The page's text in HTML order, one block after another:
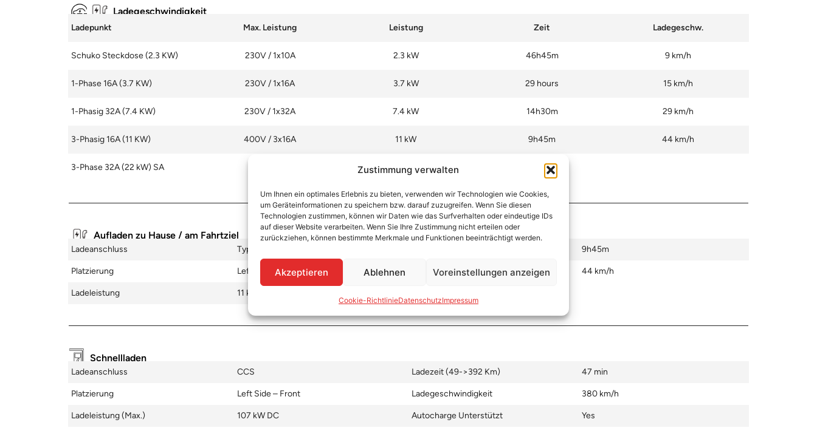
Zustimmung verwalten
Um Ihnen ein optimales Erlebnis zu bieten, verwenden wir Technologien wie Cookies,
um Geräteinformationen zu speichern bzw. darauf zuzugreifen. Wenn Sie diesen
Technologien zustimmen, können wir Daten wie das Surfverhalten oder eindeutige IDs
auf dieser Website verarbeiten. Wenn Sie Ihre Zustimmung nicht erteilen oder
zurückziehen, können bestimmte Merkmale und Funktionen beeinträchtigt werden.
Akzeptieren Ablehnen Voreinstellungen anzeigen
Cookie-RichtlinieDatenschutzImpressum
Ladegeschwindigkeit
Ladepunkt Max. Leistung Leistung Zeit Ladegeschw.
Schuko Steckdose (2.3 KW) 230V / 1x10A 2.3 kW 46h45m 9 km/h
1-Phase 16A (3.7 KW) 230V / 1x16A 3.7 kW 29 hours 15 km/h
1-Phasig 32A (7.4 KW) 230V / 1x32A 7.4 kW 14h30m 29 km/h
3-Phasig 16A (11 KW) 400V / 3x16A 11 kW 9h45m 44 km/h
3-Phase 32A (22 kW) SA
Aufladen zu Hause / am Fahrtziel
Ladeanschluss Type 2
Platzierung Left Side – Front
Ladeleistung 11 kW AC
9h45m
Ladegeschwindigkeit 44 km/h
Schnellladen
Ladeanschluss CCS
Platzierung Left Side – Front
Ladeleistung (max.) 107 kW DC
Ladezeit (49->392 Km) 47 min
Ladegeschwindigkeit 380 km/h
Autocharge Unterstützt Yes